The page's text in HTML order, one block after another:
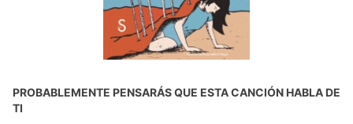
PROBABLEMENTE PENSARÁS QUE ESTA CANCIÓN HABLA DE
TI